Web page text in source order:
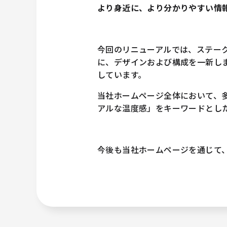
より身近に、より分かりやすい情
今回のリニューアルでは、ステー
に、デザインおよび構成を一新
しています。
当社ホームページ全体において
アルな温度感」をキーワードとし
今後も当社ホームページを通じて